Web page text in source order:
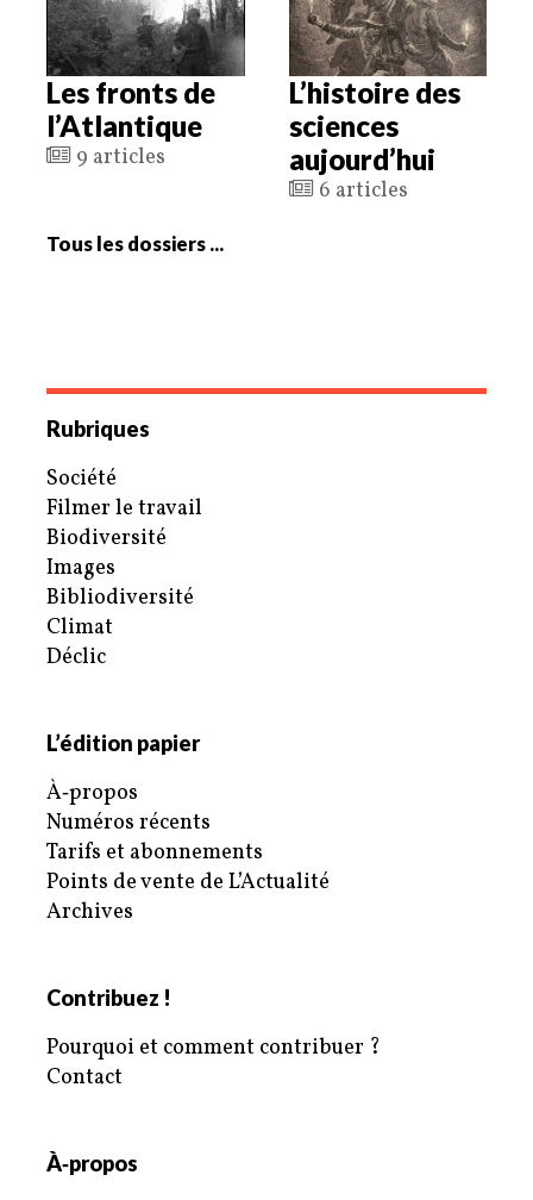
Les fronts de
l’Atlantique
9 articles
L’histoire des
sciences
aujourd’hui
6 articles
Tous les dossiers ...
Rubriques
Société
Filmer le travail
Biodiversité
Images
Bibliodiversité
Climat
Déclic
L’édition papier
À‑propos
Numéros récents
Tarifs et abonnements
Points de vente de L’Actualité
Archives
Contribuez !
Pourquoi et comment contribuer ?
Contact
À‑propos